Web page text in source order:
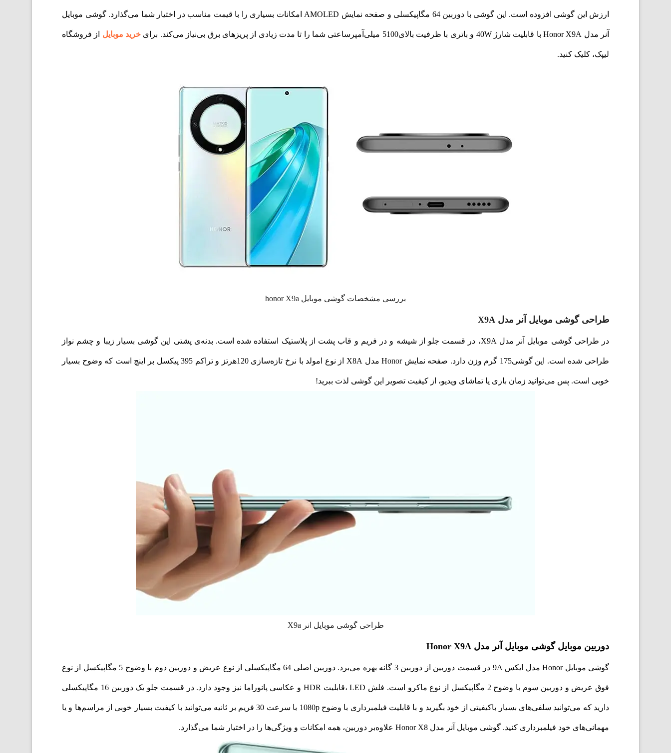
ارزش این گوشی افزوده است. این گوشی با دوربین 64 مگاپیکسلی و صفحه نمایش AMOLED امکانات بسیاری را با قیمت مناسب در اختیار شما می‌گذارد. گوشی موبایل
آنر مدل Honor X9A با قابلیت شارژ 40W و باتری با ظرفیت بالای5100 میلی‌آمپرساعتی شما را تا مدت زیادی از پریزهای برق بی‌نیاز می‌کند. برای خرید موبایل از فروشگاه
لیپک، کلیک کنید.
بررسی مشخصات گوشی موبایل honor X9a
طراحی گوشی موبایل آنر مدل X9A
در طراحی گوشی موبایل آنر مدل X9A، در قسمت جلو از شیشه و در فریم و قاب پشت از پلاستیک استفاده شده است. بدنه‌ی پشتی این گوشی بسیار زیبا و چشم نواز
طراحی شده است. این گوشی175 گرم وزن دارد. صفحه نمایش Honor مدل X8A از نوع امولد با نرخ تازه‌سازی 120هرتز و تراکم 395 پیکسل بر اینچ است که وضوح بسیار
خوبی است. پس می‌توانید زمان بازی یا تماشای ویدیو‌، از کیفیت تصویر این گوشی لذت ببرید!
طراحی گوشی موبایل انر X9a
دوربین موبایل گوشی موبایل آنر مدل Honor X9A
گوشی موبایل Honor مدل ایکس 9A در قسمت دوربین از دوربین 3 گانه بهره می‌برد. دوربین اصلی 64 مگاپیکسلی از نوع عریض و دوربین دوم با وضوح 5 مگاپیکسل از نوع
فوق عریض و دوربین سوم با وضوح 2 مگاپیکسل از نوع ماکرو است. فلش LED ،قابلیت HDR و عکاسی پانوراما نیز وجود دارد. در قسمت جلو یک دوربین 16 مگاپیکسلی
دارید که می‌توانید سلفی‌های بسیار باکیفیتی از خود بگیرید و با قابلیت فیلمبرداری با وضوح 1080p با سرعت 30 فریم بر ثانیه می‌توانید با کیفیت بسیار خوبی از مراسم‌ها و یا
مهمانی‌های خود فیلمبرداری کنید. گوشی موبایل آنر مدل Honor X8 علاوه‌بر دوربین، همه امکانات و ویژگی‌ها را در اختیار شما می‌گذارد.